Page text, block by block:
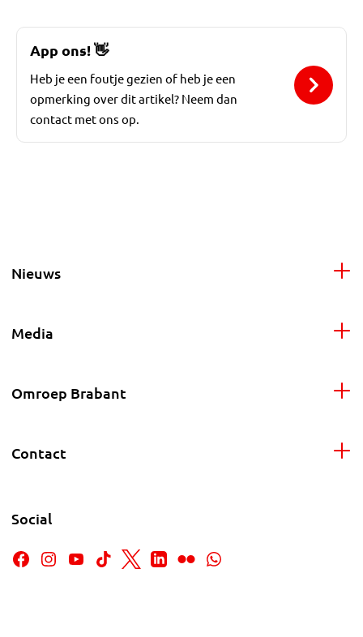
App ons!👋
Heb je een foutje gezien of heb je een
opmerking over dit artikel? Neem dan
contact met ons op.
Nieuws
Media
Omroep Brabant
Contact
Social